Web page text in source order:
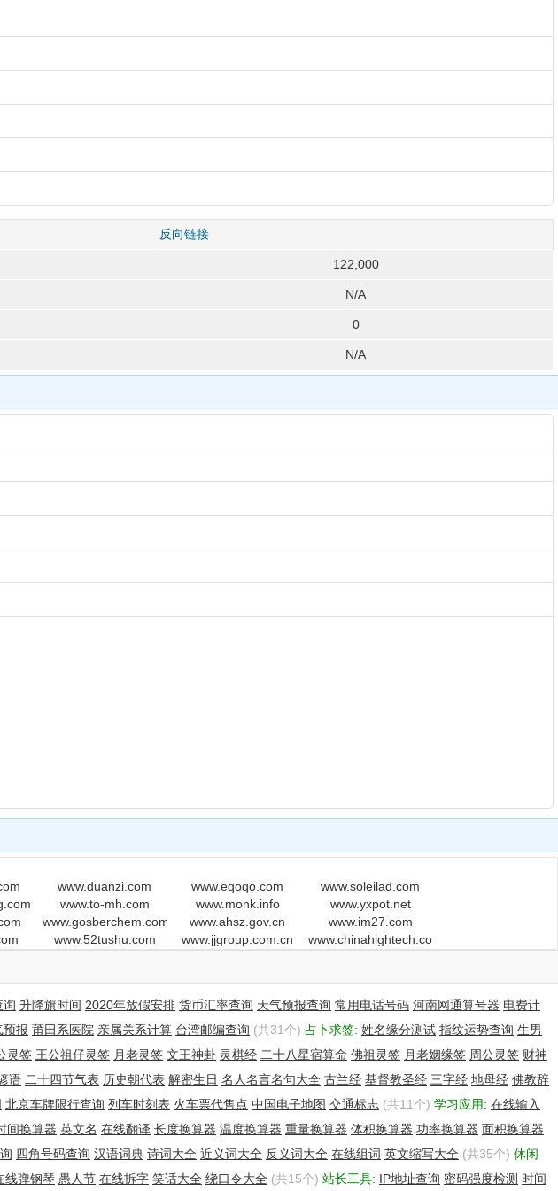
反向链接
122,000
N/A
0
N/A
www.duanzi.com www.eqoqo.com
www.soleilad.com
www.to-mh.com www.monk.info
www.yxpot.net
www.gosberchem.com www.ahsz.gov.cn
www.im27.com
www.52tushu.com www.jjgroup.com.cn
www.chinahightech.com
询 升降旗时间 2020年放假安排 货币汇率查询 天气预报查询 常用电话号码 河南网通算号器 电费计
预报 莆田系医院 亲属关系计算 台湾邮编查询 (共31个) 占卜求签: 姓名缘分测试 指纹运势查询 生男
灵签 王公祖仔灵签 月老灵签 文王神卦 灵棋经 二十八星宿算命 佛祖灵签 月老姻缘签 周公灵签 财神
语 二十四节气表 历史朝代表 解密生日 名人名言名句大全 古兰经 基督教圣经 三字经 地母经 佛教辞
北京车牌限行查询 列车时刻表 火车票代售点 中国电子地图 交通标志 (共11个) 学习应用: 在线输入
间换算器 英文名 在线翻译 长度换算器 温度换算器 重量换算器 体积换算器 功率换算器 面积换算器
四角号码查询 汉语词典 诗词大全 近义词大全 反义词大全 在线组词 英文缩写大全 (共35个) 休闲
线弹钢琴 愚人节 在线拆字 笑话大全 绕口令大全 (共15个) 站长工具: IP地址查询 密码强度检测 时间